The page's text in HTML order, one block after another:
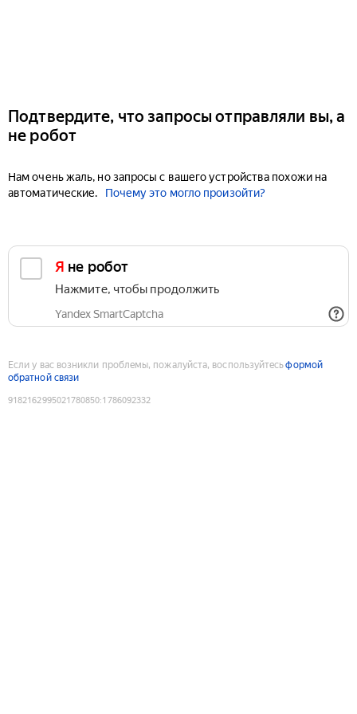
Подтвердите, что запросы отправляли вы, а
не робот
Нам очень жаль, но запросы с вашего устройства похожи на
автоматические.
Почему это могло произойти?
Я не робот
Нажмите, чтобы продолжить
Yandex SmartCaptcha
Если у вас возникли проблемы, пожалуйста, воспользуйтесьформой
обратной связи
9182162995021780850:1786092332